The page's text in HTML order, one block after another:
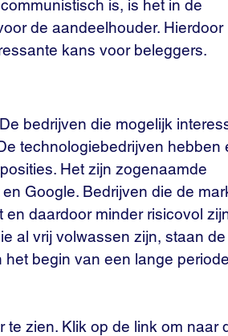
is, is het in de
de aandeelhouder. Hierdoor
kans voor beleggers.
bedrijven die mogelijk
technologiebedrijven hebben
Het zijn zogenaamde
Google. Bedrijven die de
daardoor minder risicovol
al vrij volwassen zijn, staan de
begin van een lange periode
zien. Klik op de link om naar